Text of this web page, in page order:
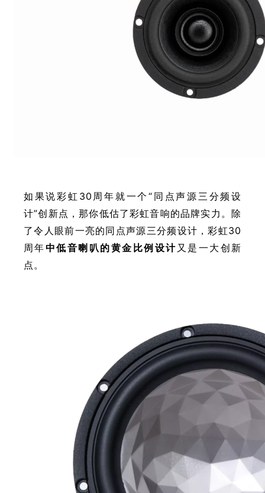
如果说彩虹30周年就一个“同点声源三分频设
计”创新点，那你低估了彩虹音响的品牌实力。除
了令人眼前一亮的同点声源三分频设计，彩虹30
周年中低音喇叭的黄金比例设计 又是一大创新
点。